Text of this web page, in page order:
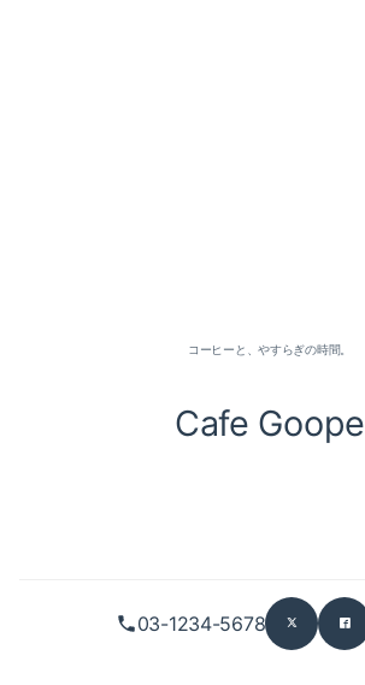
03-1234-5678
Cafe Goope
コーヒーと、やすらぎの時間。